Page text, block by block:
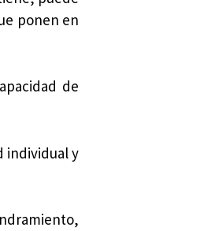
ponen en
de
individual y